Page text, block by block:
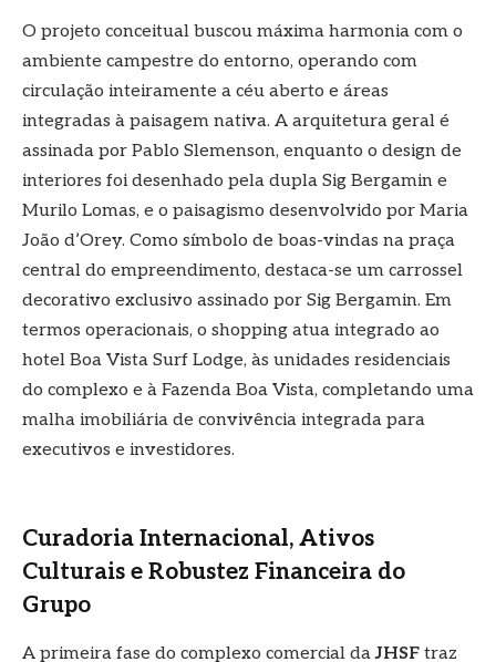
O projeto conceitual buscou máxima harmonia com o
ambiente campestre do entorno, operando com
circulação inteiramente a céu aberto e áreas
integradas à paisagem nativa. A arquitetura geral é
assinada por Pablo Slemenson, enquanto o design de
interiores foi desenhado pela dupla Sig Bergamin e
Murilo Lomas, e o paisagismo desenvolvido por Maria
João d’Orey. Como símbolo de boas-vindas na praça
central do empreendimento, destaca-se um carrossel
decorativo exclusivo assinado por Sig Bergamin. Em
termos operacionais, o shopping atua integrado ao
hotel Boa Vista Surf Lodge, às unidades residenciais
do complexo e à Fazenda Boa Vista, completando uma
malha imobiliária de convivência integrada para
executivos e investidores.
Curadoria Internacional, Ativos
Culturais e Robustez Financeira do
Grupo
A primeira fase do complexo comercial daJHSF traz